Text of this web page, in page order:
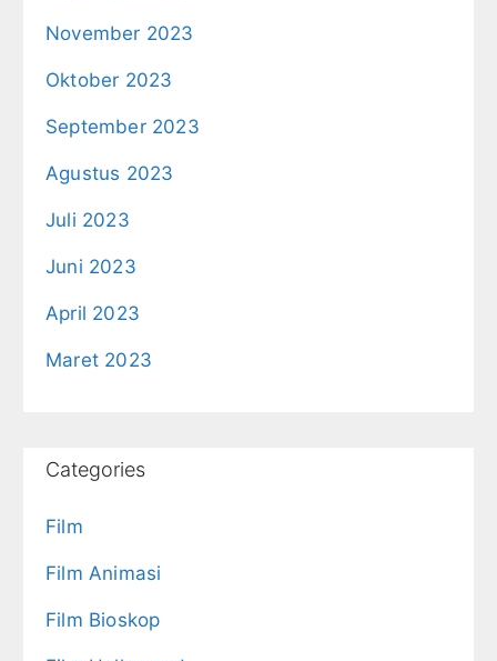
November 2023
Oktober 2023
September 2023
Agustus 2023
Juli 2023
Juni 2023
April 2023
Maret 2023
Categories
Film
Film Animasi
Film Bioskop